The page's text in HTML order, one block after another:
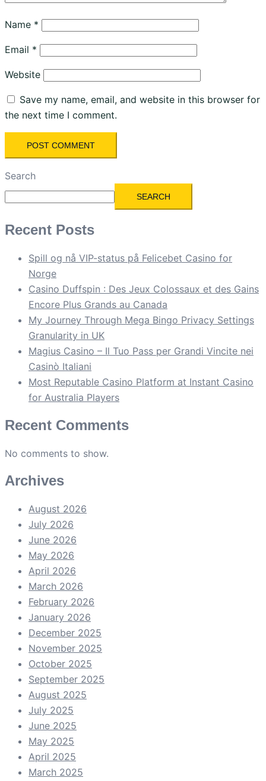
Name *
Email *
Website
Save my name, email, and website in this browser for
the next time I comment.
Search
SEARCH
Recent Posts
Spill og nå VIP-status på Felicebet Casino for
Norge
Casino Duffspin : Des Jeux Colossaux et des Gains
Encore Plus Grands au Canada
My Journey Through Mega Bingo Privacy Settings
Granularity in UK
Magius Casino – Il Tuo Pass per Grandi Vincite nei
Casinò Italiani
Most Reputable Casino Platform at Instant Casino
for Australia Players
Recent Comments
No comments to show.
Archives
August 2026
July 2026
June 2026
May 2026
April 2026
March 2026
February 2026
January 2026
December 2025
November 2025
October 2025
September 2025
August 2025
July 2025
June 2025
May 2025
April 2025
March 2025